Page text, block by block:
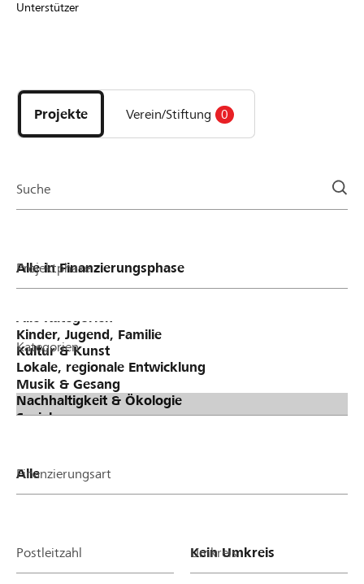
DE FR IT
Unterstützer
Projekte
und
Organisationen
Projekte Verein/Stiftung 0
Suche
Projektphase
Kategorien
Finanzierungsart
Postleitzahl Umkreis